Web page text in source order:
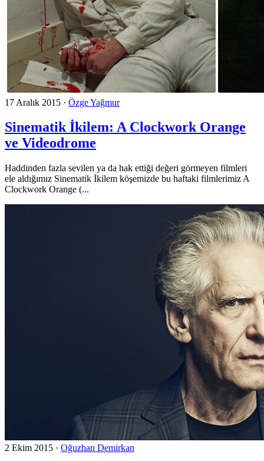
17 Aralık 2015 · Özge Yağmur
Sinematik İkilem: A Clockwork Orange
ve Videodrome
Haddinden fazla sevilen ya da hak ettiği değeri görmeyen filmleri
ele aldığımız Sinematik İkilem köşemizde bu haftaki filmlerimiz A
Clockwork Orange (...
2 Ekim 2015 · Oğuzhan Demirkan